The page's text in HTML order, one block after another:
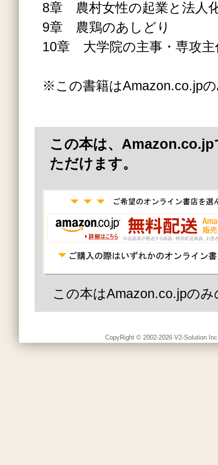
8章 農村女性の起業と法人
9章 農鶏のあしどり
10章 大学院の主事・専攻主
※この書籍はAmazon.co.jp
この本は、
ただけます。
この本はAmazon.co.jpの
CopyRight © 2002-2026 V2-Solution